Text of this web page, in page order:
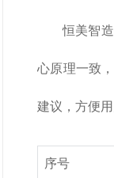
恒美智
心原理一致
建议，方便
序号